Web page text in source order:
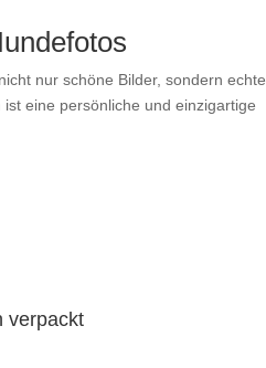
nur schöne Bilder, sondern echte
eine persönliche und einzigartige
verpackt